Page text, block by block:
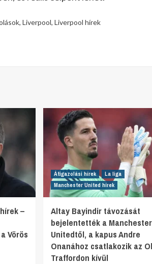
, Liverpool, Liverpool hírek
–
Vörös
Átigazolási hírek
La liga
Manchester United hírek
Altay Bayindir távozását
bejelentették a Manchester
Unitedtől, a kapus Andre
Onanához csatlakozik az
Traffordon kívül